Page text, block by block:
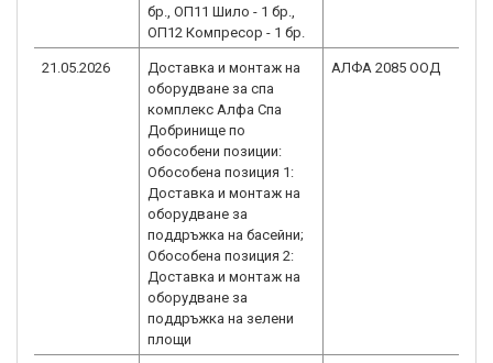
бр., ОП11 Шило - 1 бр.,
ОП12 Компресор - 1 бр.
21.05.2026
Доставка и монтаж на
оборудване за спа
комплекс Алфа Спа
Добринище по
обособени позиции:
Обособена позиция 1:
Доставка и монтаж на
оборудване за
поддръжка на басейни;
Обособена позиция 2:
Доставка и монтаж на
оборудване за
поддръжка на зелени
площи
АЛФА 2085 ООД